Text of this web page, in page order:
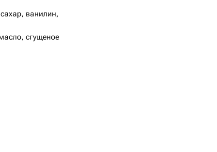
ванилин,
сгущеное